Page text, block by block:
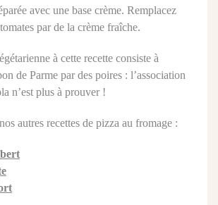
avec une base crème. Remplacez
par de la crème fraîche.
à cette recette consiste à
de Parme par des poires : l’association
n’est plus à prouver !
autres recettes de pizza au fromage :